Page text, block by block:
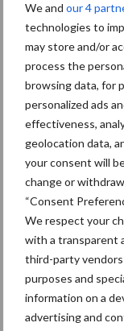
We and our 4
technologies to
may store and/or
process the
browsing data, for
personalized ads
effectiveness,
geolocation data,
your consent will
change or
“Consent
We respect your
with a transparent
third-party
purposes and
information on a
advertising and
uiteenlopende
De spuittechniek
pneumatische dop-
dopafstand) en
CCS Pro-
van tank, leidingen
functionaliteit en 50
gepositioneerd als